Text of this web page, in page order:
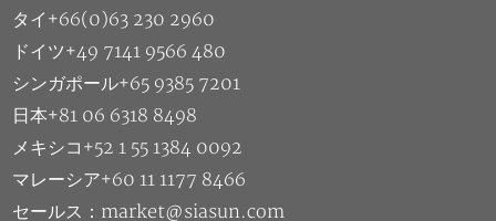
タイ+66(0)63 230 2960
ドイツ+49 7141 9566 480
シンガポール+65 9385 7201
日本+81 06 6318 8498
メキシコ+52 1 55 1384 0092
マレーシア+60 11 1177 8466
セールス：market@siasun.com